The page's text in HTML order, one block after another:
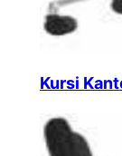
Kursi